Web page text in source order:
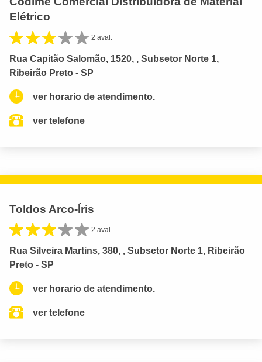
Elétrico
2 aval.
Rua Capitão Salomão, 1520, , Subsetor Norte 1,
Ribeirão Preto - SP
ver horario de atendimento.
ver telefone
Toldos Arco-Íris
2 aval.
Rua Silveira Martins, 380, , Subsetor Norte 1, Ribeirão
Preto - SP
ver horario de atendimento.
ver telefone